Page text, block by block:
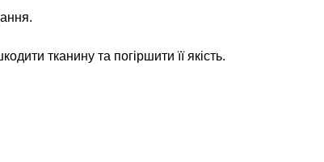
тканину та погіршити її якість.